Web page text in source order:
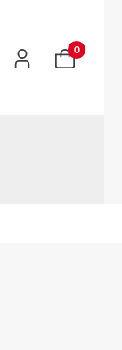
0